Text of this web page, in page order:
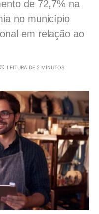
de 72,7% na
no município
em relação ao
LEITURA DE 2 MINUTOS